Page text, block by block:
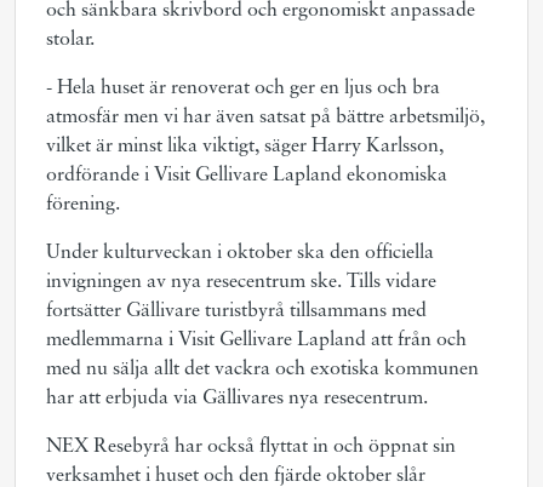
och sänkbara skrivbord och ergonomiskt anpassade
stolar.
- Hela huset är renoverat och ger en ljus och bra
atmosfär men vi har även satsat på bättre arbetsmiljö,
vilket är minst lika viktigt, säger Harry Karlsson,
ordförande i Visit Gellivare Lapland ekonomiska
förening.
Under kulturveckan i oktober ska den officiella
invigningen av nya resecentrum ske. Tills vidare
fortsätter Gällivare turistbyrå tillsammans med
medlemmarna i Visit Gellivare Lapland att från och
med nu sälja allt det vackra och exotiska kommunen
har att erbjuda via Gällivares nya resecentrum.
NEX Resebyrå har också flyttat in och öppnat sin
verksamhet i huset och den fjärde oktober slår